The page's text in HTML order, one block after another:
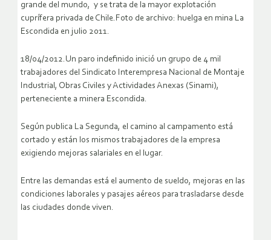
grande del mundo, y se trata de la mayor explotación
cuprífera privada de Chile.Foto de archivo: huelga en mina La
Escondida en julio 2011.
18/04/2012.Un paro indefinido inició un grupo de 4 mil
trabajadores del Sindicato Interempresa Nacional de Montaje
Industrial, Obras Civiles y Actividades Anexas (Sinami),
perteneciente a minera Escondida.
Según publica La Segunda, el camino al campamento está
cortado y están los mismos trabajadores de la empresa
exigiendo mejoras salariales en el lugar.
Entre las demandas está el aumento de sueldo, mejoras en las
condiciones laborales y pasajes aéreos para trasladarse desde
las ciudades donde viven.